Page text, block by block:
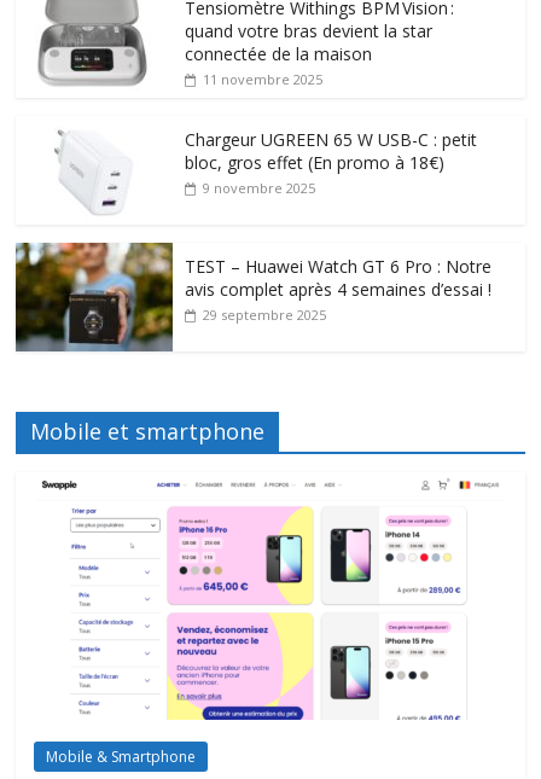
Tensiomètre Withings BPM Vision :
quand votre bras devient la star
connectée de la maison
11 novembre 2025
Chargeur UGREEN 65 W USB-C : petit
bloc, gros effet (En promo à 18€)
9 novembre 2025
TEST – Huawei Watch GT 6 Pro : Notre
avis complet après 4 semaines d’essai !
29 septembre 2025
Mobile et smartphone
Mobile & Smartphone